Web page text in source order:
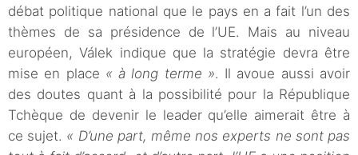
débat politique national que le pays en a fait l’un des
thèmes de sa présidence de l’UE. Mais au niveau
européen, Válek indique que la stratégie devra être
mise en place « à long terme ». Il avoue aussi avoir
des doutes quant à la possibilité pour la République
Tchèque de devenir le leader qu’elle aimerait être à
ce sujet. « D’une part, même nos experts ne sont pas